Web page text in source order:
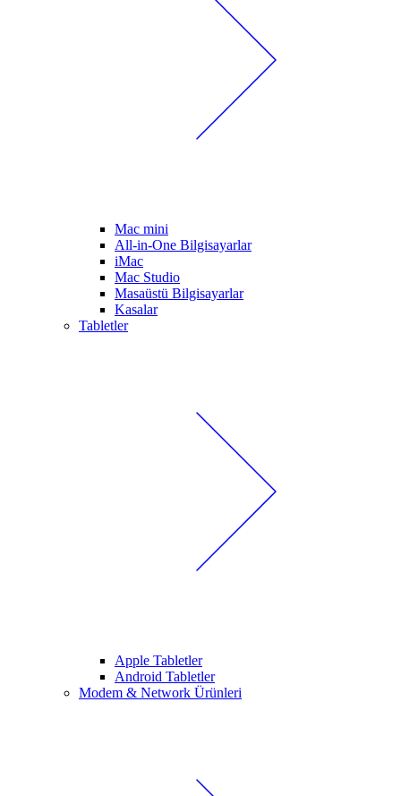
Mac mini
All-in-One Bilgisayarlar
iMac
Mac Studio
Masaüstü Bilgisayarlar
Kasalar
Tabletler
Apple Tabletler
Android Tabletler
Modem & Network Ürünleri